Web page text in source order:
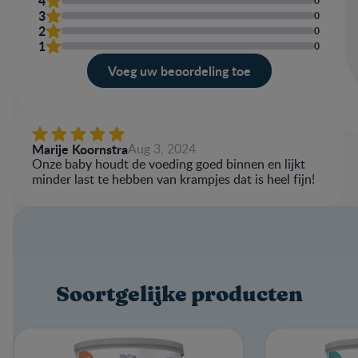
3 0
2 0
1 0
Voeg uw beoordeling toe
Jouw naam
Marije KoornstraAug 3, 2024
Onze baby houdt de voeding goed binnen en lijkt
minder last te hebben van krampjes dat is heel fijn!
Soortgelijke producten